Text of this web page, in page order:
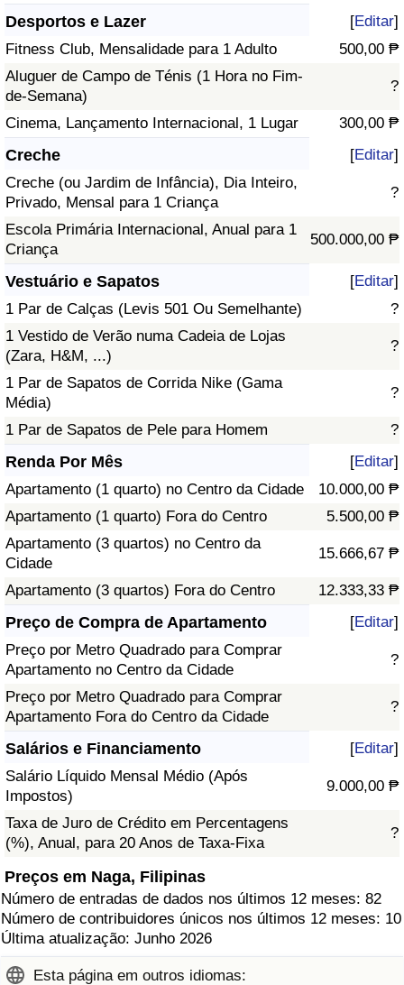
Desportos e Lazer [Editar]
Fitness Club, Mensalidade para 1 Adulto
500,00 ₱
Aluguer de Campo de Ténis (1 Hora no Fim-
de-Semana)
?
Cinema, Lançamento Internacional, 1 Lugar 300,00 ₱
Creche [Editar]
Creche (ou Jardim de Infância), Dia Inteiro,
Privado, Mensal para 1 Criança
?
Escola Primária Internacional, Anual para 1
Criança
500.000,00 ₱
Vestuário e Sapatos [Editar]
1 Par de Calças (Levis 501 Ou Semelhante)
?
1 Vestido de Verão numa Cadeia de Lojas
(Zara, H&M, ...)
?
1 Par de Sapatos de Corrida Nike (Gama
Média)
?
1 Par de Sapatos de Pele para Homem ?
Renda Por Mês [Editar]
Apartamento (1 quarto) no Centro da Cidade
10.000,00 ₱
Apartamento (1 quarto) Fora do Centro
5.500,00 ₱
Apartamento (3 quartos) no Centro da
Cidade
15.666,67 ₱
Apartamento (3 quartos) Fora do Centro 12.333,33 ₱
Preço de Compra de Apartamento [Editar]
Preço por Metro Quadrado para Comprar
Apartamento no Centro da Cidade
?
Preço por Metro Quadrado para Comprar
Apartamento Fora do Centro da Cidade
?
Salários e Financiamento [Editar]
Salário Líquido Mensal Médio (Após
Impostos)
9.000,00 ₱
Taxa de Juro de Crédito em Percentagens
(%), Anual, para 20 Anos de Taxa-Fixa
?
Preços em Naga, Filipinas
Número de entradas de dados nos últimos 12 meses: 82
Número de contribuidores únicos nos últimos 12 meses: 10
Última atualização: Junho 2026
Esta página em outros idiomas: